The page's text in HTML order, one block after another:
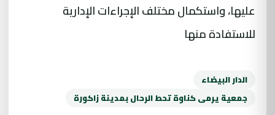
عليها، واستكمال مختلف الإجراءات الإدارية
للاستفادة منها
الدار البيضاء
جمعية يرمى كناوة تحط الرحال بمدينة زاكورة